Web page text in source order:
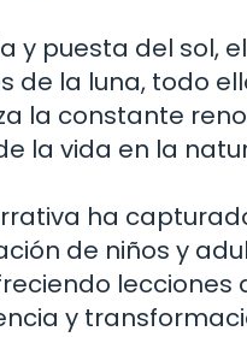
y puesta del sol,
de la luna, todo
la constante
la vida en la
ha
de niños y
lecciones
y